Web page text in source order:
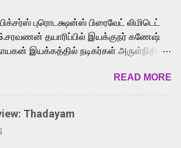
iconic superhero He-Man. Known for
songs like “Behene De” from
“Oru Maalai” from Ghajini, and
for his versatile voice and strong
over multiple languages, making
a strong fit for the legendary character.
புரொடக்ஷன்ஸ் பிரைவேட் லிமிடெட்
தயாரிப்பில் இயக்குநர் கணேஷ்
இயக்கத்தில் நடிகர்கள் அருள்நிதி -
வேடத்தில் இணைந்து நடித்திருக்கும்
திரைப்படத்தினை
சந்திப்பு சென்னையில்
இயக்குநர் கணேஷ் விநாயகன்
உருவாகியுள்ள 'அருள்வான்'
READ MORE
Thadayam